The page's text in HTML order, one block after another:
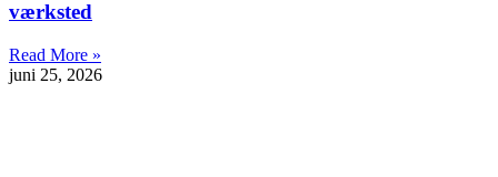
værksted
Read More »
juni 25, 2026